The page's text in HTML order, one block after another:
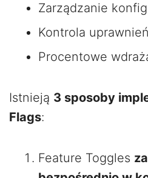
Zarządzanie
Kontrola
Procentowe
Istnieją 3 sposoby
Flags:
Feature Toggles